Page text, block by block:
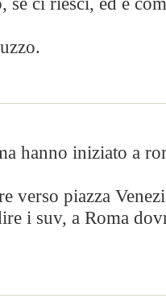
hanno iniziato a
verso piazza
i suv, a Roma